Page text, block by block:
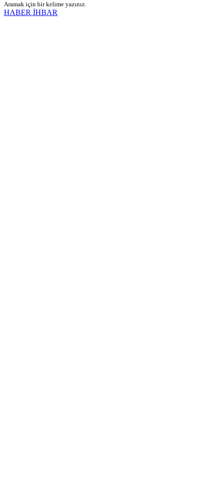
Aramak için bir kelime yazınız.
HABER İHBAR